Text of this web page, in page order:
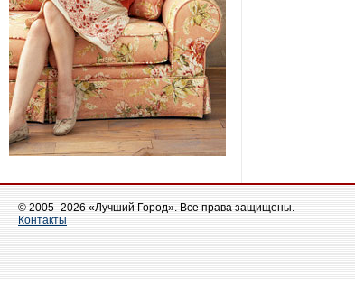
© 2005–2026 «Лучший Город». Все права защищены.
Контакты